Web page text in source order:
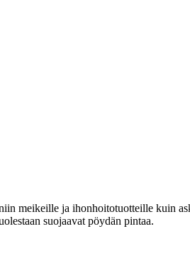
meikeille ja ihonhoitotuotteille kuin
suojaavat pöydän pintaa.